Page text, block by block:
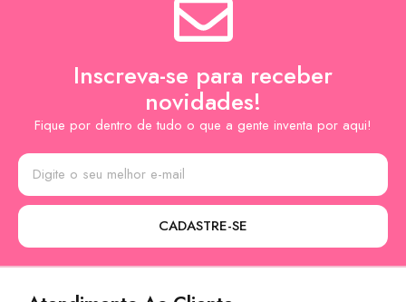
Inscreva-se para receber
novidades!
Fique por dentro de tudo o que a gente inventa por aqui!
CADASTRE-SE